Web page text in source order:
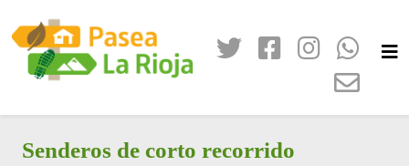
Senderos de corto recorrido